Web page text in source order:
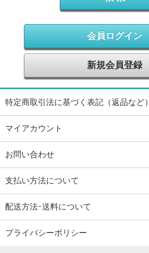
会員ログイン
新規会員登録
特定商取引法に基づく表記（返品など）
マイアカウント
お問い合わせ
支払い方法について
配送方法･送料について
プライバシーポリシー